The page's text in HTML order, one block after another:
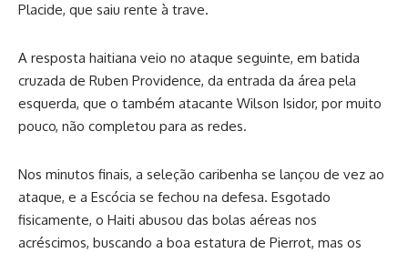
Placide, que saiu rente à trave.
A resposta haitiana veio no ataque seguinte, em batida
cruzada de Ruben Providence, da entrada da área pela
esquerda, que o também atacante Wilson Isidor, por muito
pouco, não completou para as redes.
Nos minutos finais, a seleção caribenha se lançou de vez ao
ataque, e a Escócia se fechou na defesa. Esgotado
fisicamente, o Haiti abusou das bolas aéreas nos
acréscimos, buscando a boa estatura de Pierrot, mas os